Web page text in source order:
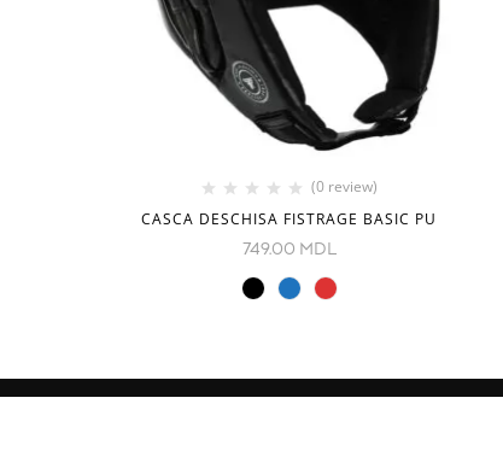
(0 review)
CASCA DESCHISA FISTRAGE BASIC PU
749.00 MDL